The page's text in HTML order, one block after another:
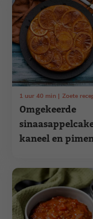
Omgekeerde
kaneel en
1 uur 40 min Zoete